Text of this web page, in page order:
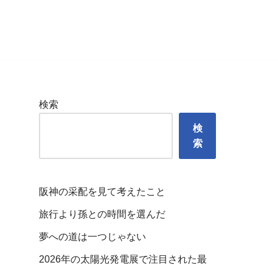
検索
検
索
阪神の采配を見て考えたこと
旅行より孫との時間を選んだ
夢への道は一つじゃない
2026年の太陽光発電展で注目された最